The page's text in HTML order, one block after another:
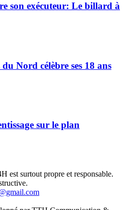
son exécuteur: Le billard à
Nord célèbre ses 18 ans
sur le plan
est surtout propre et responsable.